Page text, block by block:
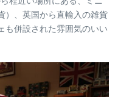
）、英国から直輸入の雑貨
も併設された雰囲気のいい